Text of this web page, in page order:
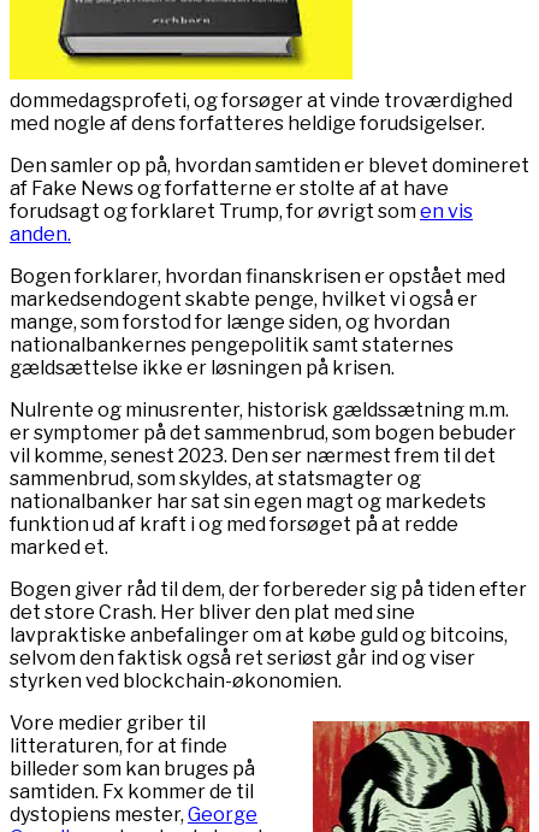
dommedagsprofeti, og forsøger at vinde troværdighed
med nogle af dens forfatteres heldige forudsigelser.
Den samler op på, hvordan samtiden er blevet domineret
af Fake News og forfatterne er stolte af at have
forudsagt og forklaret Trump, for øvrigt somen vis
anden.
Bogen forklarer, hvordan finanskrisen er opstået med
markedsendogent skabte penge, hvilket vi også er
mange, som forstod for længe siden, og hvordan
nationalbankernes pengepolitik samt staternes
gældsættelse ikke er løsningen på krisen.
Nulrente og minusrenter, historisk gældssætning m.m.
er symptomer på det sammenbrud, som bogen bebuder
vil komme, senest 2023. Den ser nærmest frem til det
sammenbrud, som skyldes, at statsmagter og
nationalbanker har sat sin egen magt og markedets
funktion ud af kraft i og med forsøget på at redde
marked et.
Bogen giver råd til dem, der forbereder sig på tiden efter
det store Crash. Her bliver den plat med sine
lavpraktiske anbefalinger om at købe guld og bitcoins,
selvom den faktisk også ret seriøst går ind og viser
styrken ved blockchain-økonomien.
Vore medier griber til
litteraturen, for at finde
billeder som kan bruges på
samtiden. Fx kommer de til
dystopiens mester, George